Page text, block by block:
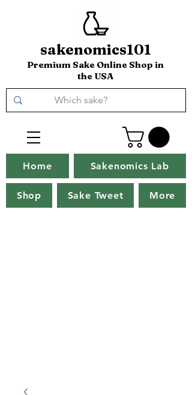
sakenomics101
Premium Sake Online Shop in
the USA
Home Sakenomics Lab
Shop Sake Tweet More